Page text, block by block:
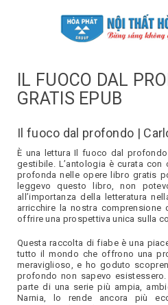
IL FUOCO DAL
GRATIS EPUB
Il fuoco dal profondo |
È una lettura Il fuoco dal
gestibile. L’antologia è curata con
profonda nelle opere libro gratis
leggevo questo libro, non
all’importanza della letteratura
arricchire la nostra
offrire una prospettiva unica sulla
Questa raccolta di fiabe è una
tutto il mondo che offrono una
meraviglioso, e ho goduto
profondo non sapevo
parte di una serie più ampia,
Narnia, lo rende ancora più